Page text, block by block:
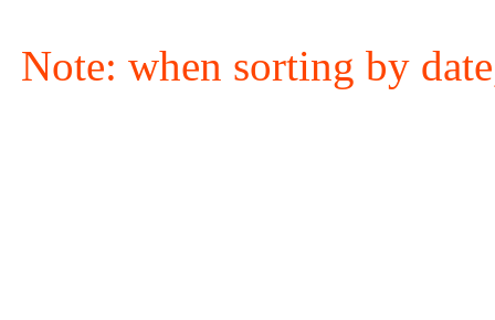
Note: when sorting by